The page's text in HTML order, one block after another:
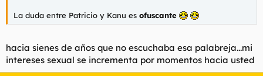
reducir así la cantidad de posibles víctimas.
La duda entre Patricio y Kanu es ofuscante
hacia sienes de años que no escuchaba esa palabreja...mi
intereses sexual se incrementa por momentos hacia usted